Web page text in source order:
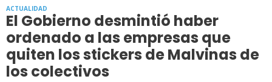
ACTUALIDAD
El Gobierno desmintió haber
ordenado a las empresas que
quiten los stickers de Malvinas de
los colectivos